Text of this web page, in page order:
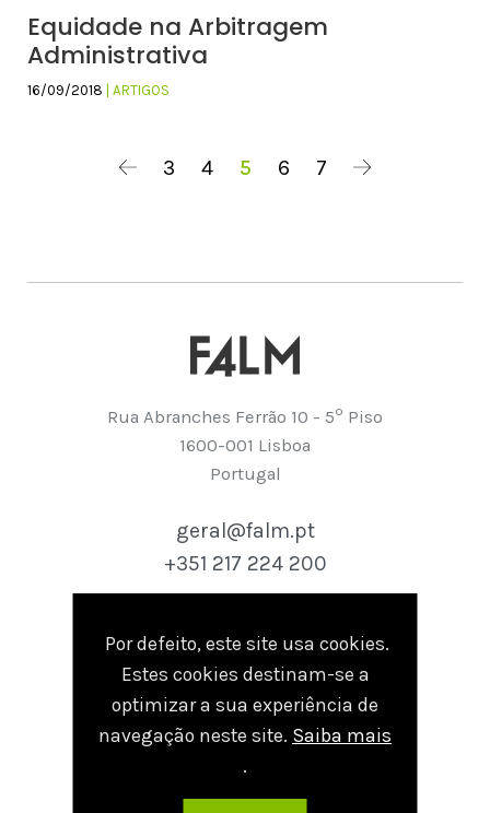
Equidade na Arbitragem
Administrativa
16/09/2018 | ARTIGOS
3 4 5 6 7
Rua Abranches Ferrão 10 - 5º Piso
1600-001 Lisboa
Portugal
geral@falm.pt
+351 217 224 200
seguir Linkedin
Por defeito, este site usa cookies.
Estes cookies destinam-se a
optimizar a sua experiência de
navegação neste site. Saiba mais
.